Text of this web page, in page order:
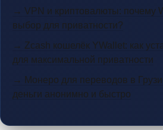
→ VPN и криптовалюты: почему
выбор для приватности?
→ Zcash кошелёк YWallet: как
для максимальной приватности
→ Монеро для переводов в
деньги анонимно и быстро